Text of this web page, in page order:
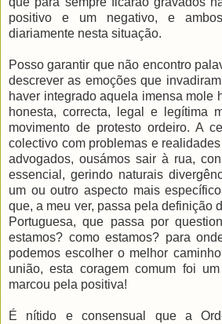
positivo e um negativo, e
diariamente nesta situação.
Posso garantir que não encontro
descrever as emoções que
haver integrado aquela imensa mole
honesta, correcta, legal e legítima
movimento de protesto ordeiro. A
colectivo com problemas e
advogados, ousámos sair à rua,
essencial, gerindo naturais
um ou outro aspecto mais
que, a meu ver, passa pela definição
Portuguesa, que passa por
estamos? como estamos? para
podemos escolher o melhor
união, esta coragem comum foi
marcou pela positiva!
É nítido e consensual que a